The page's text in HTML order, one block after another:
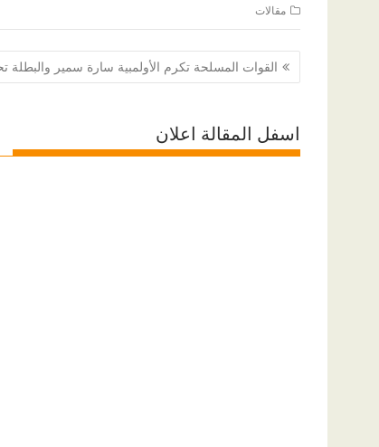
مقالات
تصفّح
المقالات
القوات المسلحة تكرم الأولمبية سارة سمير والبطلة
اسفل المقالة اعلان